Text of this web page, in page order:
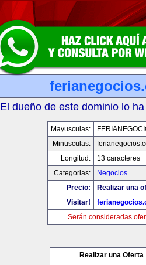
El dueño de este dominio lo
Mayusculas:
Minusculas:
Longitud:
13 caracteres
Categorias:
Negocios
Precio:
Realizar una
Visitar!
Serán consideradas
Realizar una Oferta